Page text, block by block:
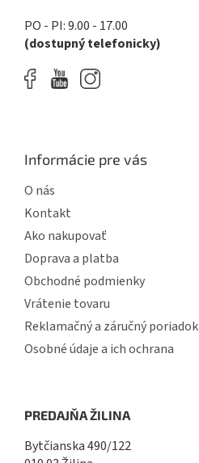
PO - PI: 9.00 - 17.00
(dostupný telefonicky)
Informácie pre vás
O nás
Kontakt
Ako nakupovať
Doprava a platba
Obchodné podmienky
Vrátenie tovaru
Reklamačný a záručný poriadok
Osobné údaje a ich ochrana
PREDAJŇA ŽILINA
Bytčianska 490/122